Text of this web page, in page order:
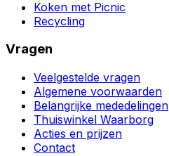
Koken met Picnic
Recycling
Vragen
Veelgestelde vragen
Algemene voorwaarden
Belangrijke mededelingen
Thuiswinkel Waarborg
Acties en prijzen
Contact